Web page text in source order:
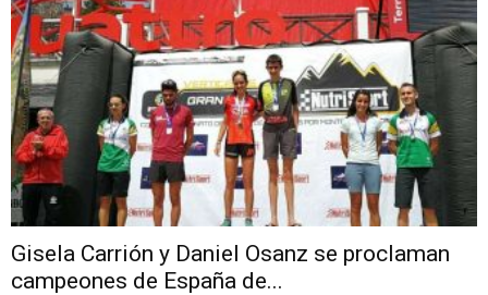
Gisela Carrión y Daniel Osanz se proclaman
campeones de España de...